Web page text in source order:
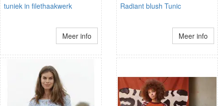
tuniek in filethaakwerk
Meer info
Radiant blush Tunic
Meer info